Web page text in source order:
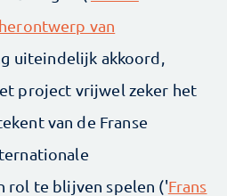
van
uiteindelijk akkoord,
project vrijwel zeker het
van de Franse
rol te blijven spelen ('Frans